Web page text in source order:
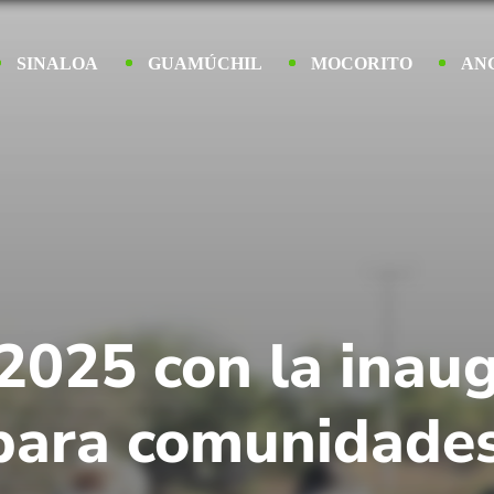
SINALOA GUAMÚCHIL MOCORITO
con la